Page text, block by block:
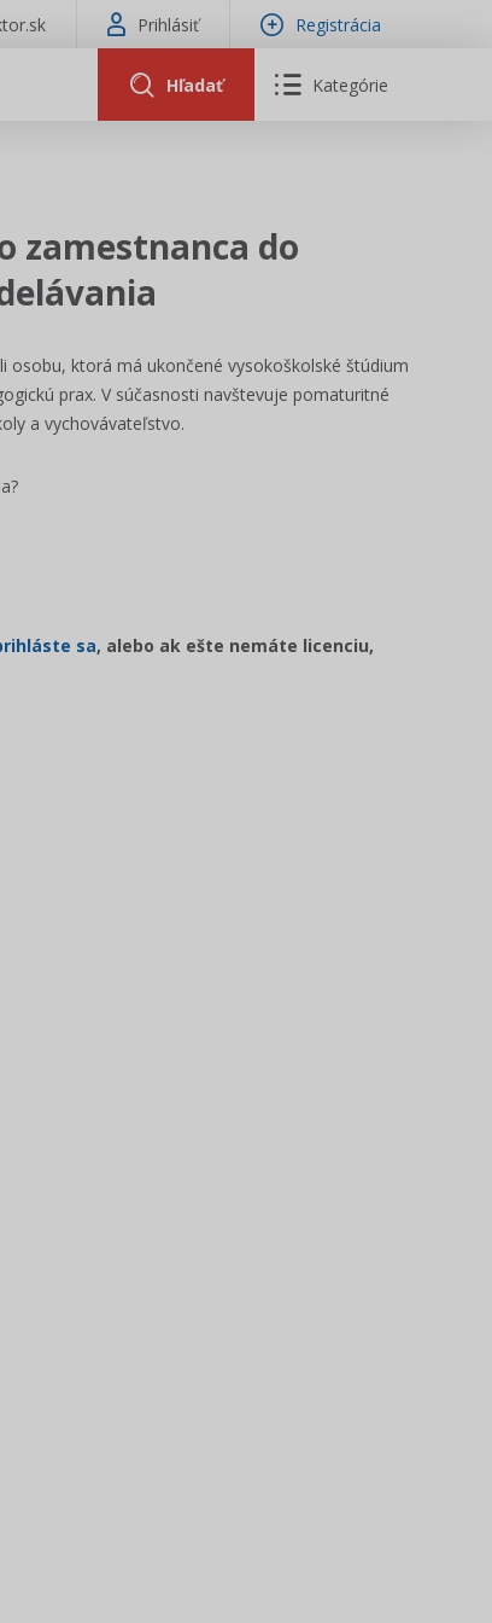
Prihlásiť Registrácia
Hľadať Kategórie
zamestnanca do
ktorá má ukončené vysokoškolské štúdium
prax. V súčasnosti navštevuje pomaturitné
a vychovávateľstvo.
sa, alebo ak ešte nemáte licenciu,